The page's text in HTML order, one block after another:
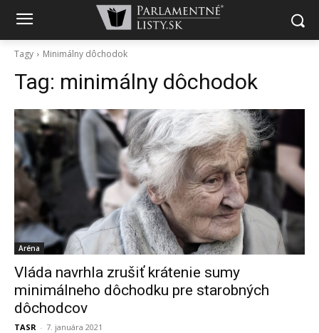
Tagy Minimálny dôchodok
Tag: minimálny dôchodok
Aréna
Vláda navrhla zrušiť krátenie sumy
minimálneho dôchodku pre starobných
dôchodcov
TASR - 7. januára 2021